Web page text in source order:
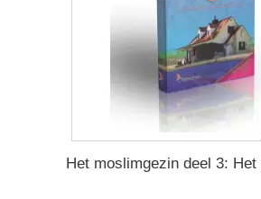
Het moslimgezin deel 3: